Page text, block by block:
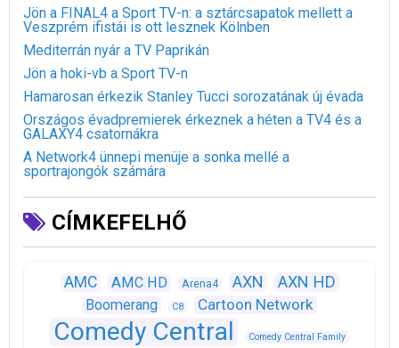
Jön a FINAL4 a Sport TV-n: a sztárcsapatok mellett a
Veszprém ifistái is ott lesznek Kölnben
Mediterrán nyár a TV Paprikán
Jön a hoki-vb a Sport TV-n
Hamarosan érkezik Stanley Tucci sorozatának új évada
Országos évadpremierek érkeznek a héten a TV4 és a
GALAXY4 csatornákra
A Network4 ünnepi menüje a sonka mellé a
sportrajongók számára
CÍMKEFELHŐ
AMC AMC HD Arena4 AXN AXN HD
Boomerang C8 Cartoon Network
Comedy Central Comedy Central Family